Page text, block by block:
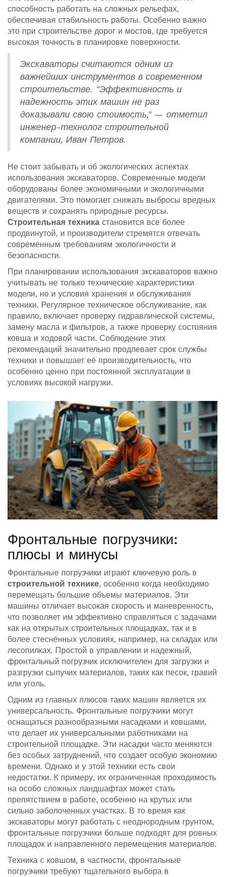
способность работать на сложных рельефах,
обеспечивая стабильность работы. Особенно важно
это при строительстве дорог и мостов, где требуется
высокая точность в планировке поверхности.
Экскаваторы считаются одним из
важнейших инструментов в современном
строительстве. "Эффективность и
надежность этих машин не раз
доказывали свою стоимость," — отметил
инженер-технолог строительной
компании, Иван Петров.
Не стоит забывать и об экологических аспектах
использования экскаваторов. Современные модели
оборудованы более экономичными и экологичными
двигателями. Это помогает снижать выбросы вредных
веществ и сохранять природные ресурсы.
Строительная техника становится все более
продвинутой, и производители стремятся отвечать
современным требованиям экологичности и
безопасности.
При планировании использования экскаваторов важно
учитывать не только технические характеристики
модели, но и условия хранения и обслуживания
техники. Регулярное техническое обслуживание, как
правило, включает проверку гидравлической системы,
замену масла и фильтров, а также проверку состояния
ковша и ходовой части. Соблюдение этих
рекомендаций значительно продлевает срок службы
техники и повышает её производительность, что
особенно ценно при постоянной эксплуатации в
условиях высокой нагрузки.
Фронтальные погрузчики:
плюсы и минусы
Фронтальные погрузчики играют ключевую роль в
строительной технике, особенно когда необходимо
перемещать большие объемы материалов. Эти
машины отличает высокая скорость и маневренность,
что позволяет им эффективно справляться с задачами
как на открытых строительных площадках, так и в
более стеснённых условиях, например, на складах или
лесопилках. Простой в управлении и надежный,
фронтальный погрузчик исключителен для загрузки и
разгрузки сыпучих материалов, таких как песок, гравий
или уголь.
Одним из главных плюсов таких машин является их
универсальность. Фронтальные погрузчики могут
оснащаться разнообразными насадками и ковшами,
что делает их универсальными работниками на
строительной площадке. Эти насадки часто меняются
без особых затруднений, что создает особую экономию
времени. Однако и у этой техники есть свои
недостатки. К примеру, их ограниченная проходимость
на особо сложных ландшафтах может стать
препятствием в работе, особенно на крутых или
сильно заболоченных участках. В то время как
экскаваторы могут работать с неоднородным грунтом,
фронтальные погрузчики больше подходят для ровных
площадок и направленного перемещения материалов.
Техника с ковшом, в частности, фронтальные
погрузчики требуют тщательного выбора в